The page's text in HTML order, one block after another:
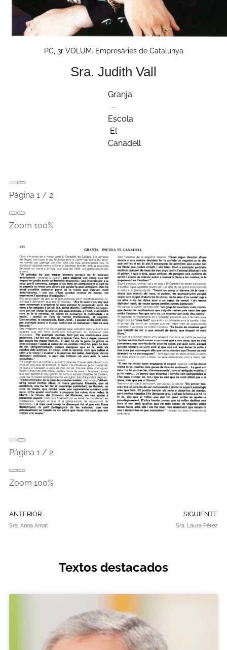
PC, 3r VOLUM. Empresàries de Catalunya
Sra. Judith Vall
Granja
–
Escola
El
Canadell
Página 1 / 2
Zoom 100%
Página 1 / 2
Zoom 100%
ANTERIOR
Sra. Anna Amat
SIGUIENTE
Sra. Laura Pérez
Textos destacados